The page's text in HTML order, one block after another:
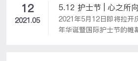
12
2021.05
5.12 护士节 | 心之所
2021年5月12日即将拉开
年华诞暨国际护士节的帷